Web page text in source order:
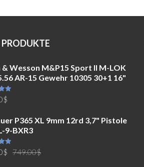
& Wesson M&P15 Sport II M-LOK
AR-15 Gewehr 10305 30+1 16"
5
$
P365 XL 9mm 12rd 3,7" Pistole
9-BXR3
mit
5 749.00$
$